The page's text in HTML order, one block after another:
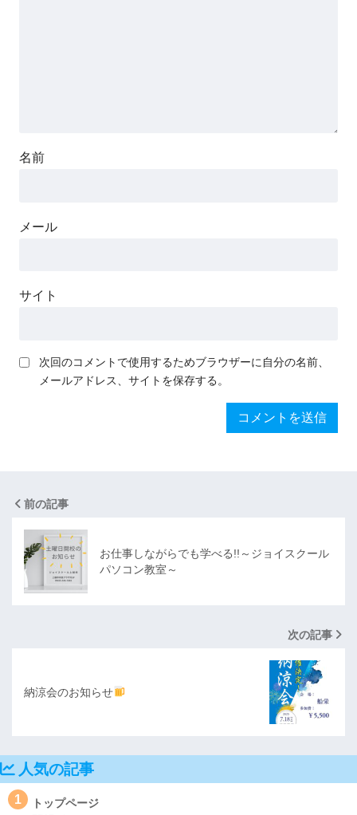
名前
メール
サイト
次回のコメントで使用するためブラウザーに自分の名前、
メールアドレス、サイトを保存する。
前の記事
お仕事しながらでも学べる!!～ジョイスクール
パソコン教室～
次の記事
納涼会のお知らせ
人気の記事
1 トップページ